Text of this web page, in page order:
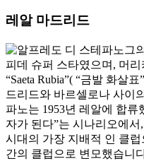
레알 마드리드
그
피데 슈퍼 스타였으며, 머
“Saeta Rubia”( “금발 화살
드리드와 바르셀로나 사이
파노는 1953년 레알에 합
자가 된다”는 시나리오에
시대의 가장 지배적 인 클
간의 클럽으로 변모했습니다